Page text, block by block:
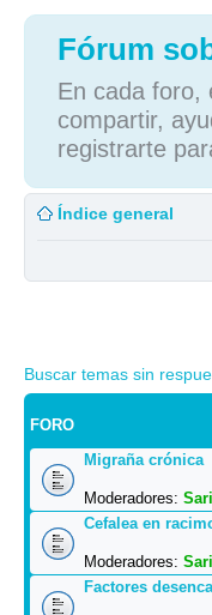
Fórum
En cada foro,
compartir,
registrarte
Índice general
Buscar temas sin
FORO
Migraña crónica
Moderadores:
Cefalea en
Moderadores:
Factores